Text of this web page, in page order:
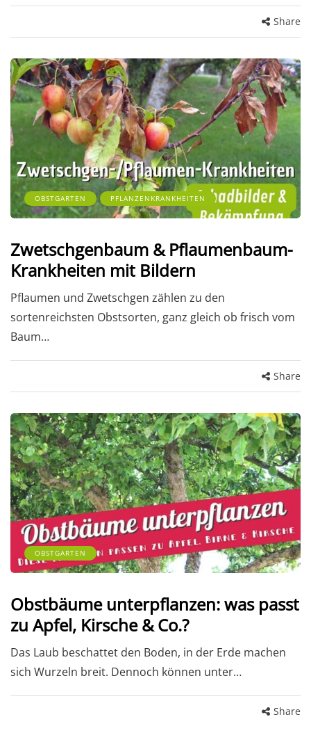
Share
OBSTGARTEN PFLANZENKRANKHEITEN
Zwetschgenbaum & Pflaumenbaum-
Krankheiten mit Bildern
Pflaumen und Zwetschgen zählen zu den
sortenreichsten Obstsorten, ganz gleich ob frisch vom
Baum…
Share
OBSTGARTEN
Obstbäume unterpflanzen: was passt
zu Apfel, Kirsche & Co.?
Das Laub beschattet den Boden, in der Erde machen
sich Wurzeln breit. Dennoch können unter…
Share